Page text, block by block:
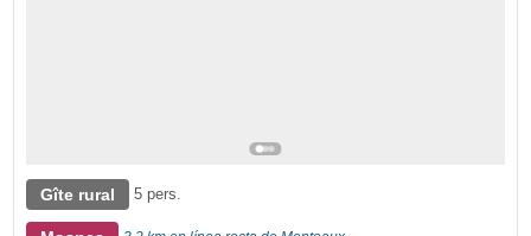
Gîte rural 5 pers.